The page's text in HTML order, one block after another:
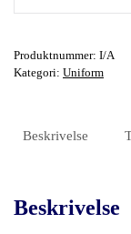
Produktnummer: I/A
Kategori: Uniform
Beskrivelse
Beskrivelse